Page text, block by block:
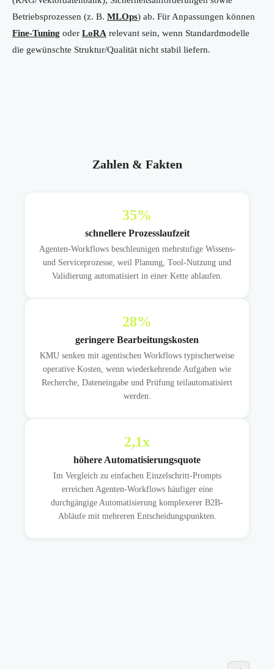
Betriebsprozessen (z. B. MLOps) ab. Für Anpassungen können
Fine-Tuning oder LoRA relevant sein, wenn Standardmodelle
die gewünschte Struktur/Qualität nicht stabil liefern.
Zahlen & Fakten
35%
schnellere Prozesslaufzeit
Agenten-Workflows beschleunigen mehrstufige Wissens-
und Serviceprozesse, weil Planung, Tool-Nutzung und
Validierung automatisiert in einer Kette ablaufen.
28%
geringere Bearbeitungskosten
KMU senken mit agentischen Workflows typischerweise
operative Kosten, wenn wiederkehrende Aufgaben wie
Recherche, Dateneingabe und Prüfung teilautomatisiert
werden.
2,1x
höhere Automatisierungsquote
Im Vergleich zu einfachen Einzelschritt-Prompts
erreichen Agenten-Workflows häufiger eine
durchgängige Automatisierung komplexerer B2B-
Abläufe mit mehreren Entscheidungspunkten.